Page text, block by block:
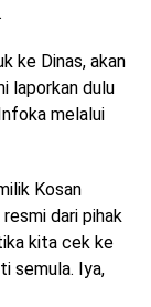
ke Dinas, akan
laporkan dulu
melalui
Kosan
dari pihak
kita cek ke
semula. Iya,